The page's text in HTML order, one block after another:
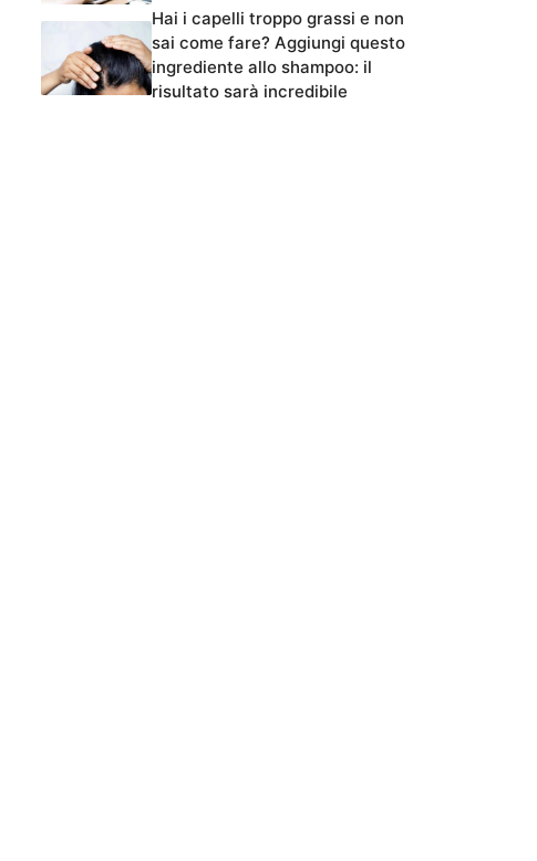
Hai i capelli troppo grassi e non
sai come fare? Aggiungi questo
ingrediente allo shampoo: il
risultato sarà incredibile